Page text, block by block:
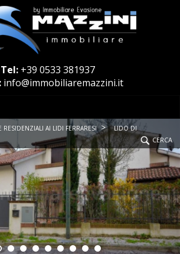
Tel: +39 0533 381937
info@immobiliaremazzini.it
RESIDENZIALI AI LIDI FERRARESI >
LIDO DI
CERCA